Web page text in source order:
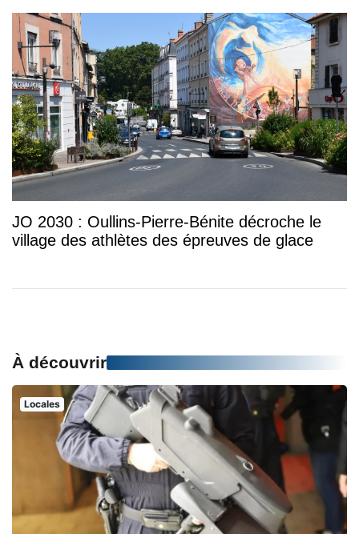
JO 2030 : Oullins-Pierre-Bénite décroche le
village des athlètes des épreuves de glace
À découvrir
Locales